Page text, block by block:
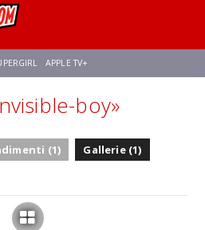
APPLE TV+
STAR TREK AVENGERS: DOOMSDAY
boy»
(1) Gallerie (1)